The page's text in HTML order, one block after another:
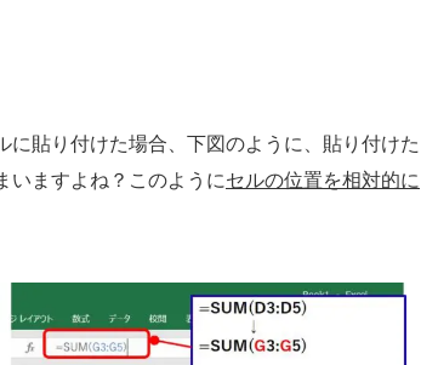
貼り付けた場合、下図のように、貼り付けた
いますよね？このようにセルの位置を相対的に